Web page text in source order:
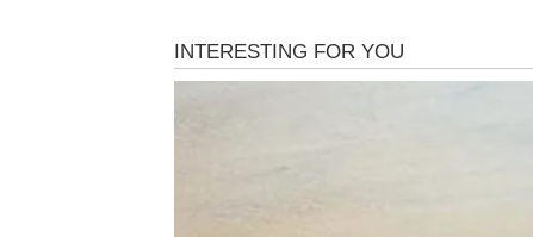
Ako ste slobodni, suočavate se sa pitanjem: